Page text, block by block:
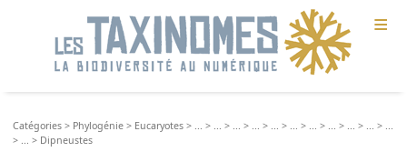
≡
Catégories > Phylogénie > Eucaryotes > > > > > > > > > > >
>
> Dipneustes